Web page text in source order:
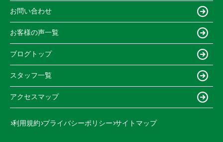
お問い合わせ
お客様の声一覧
ブログトップ
スタッフ一覧
アクセスマップ
利用規約 プライバシーポリシー サイトマップ